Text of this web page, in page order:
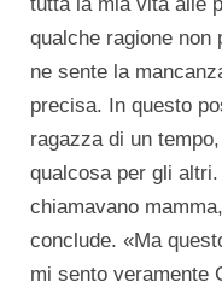
qualche ragione non
ne sente la
precisa. In questo
ragazza di un
qualcosa per gli
chiamavano
conclude. «Ma
mi sento veramente